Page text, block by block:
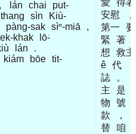
, lán chai
put-
thang sìn
Kiù-
pàng-sak sìⁿ-miā
,
khak
lō͘-
lán
.
kiám bōe tit-
愛
得著
安慰
，
第一
要
緊
著
想
救主
ê 代
誌
。
主
是
物
號
款
，
替
咱